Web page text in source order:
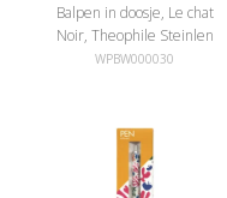
Balpen in doosje, Le chat
Noir, Theophile Steinlen
WPBW000030